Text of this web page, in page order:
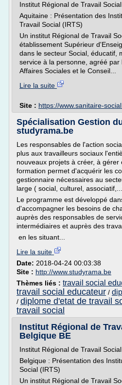
Institut Régional de Travail
Aquitaine : Présentation des
Travail Social (IRTS)
Un institut Régional de Travail
établissement Supérieur
dans le secteur Social, éducatif,
service à la personne, agréé
Affaires Sociales et le Conseil...
Lire la suite
Site : https://www.sanitaire-
Spécialisation Gestion
studyrama.be
Les responsables de l'action
plus aux travailleurs sociaux
nouveaux projets à créer, à gérer
formation permet d'acquérir les
gestionnaire nécessaires au
large ( social, culturel,
Le programme est développé
d'accompagner les besoins de
auprès des responsables de
intermédiaires et auprès des
en les situant...
Lire la suite
Date: 2018-04-24 00:03:38
Site : http://www.studyrama.be
Thèmes liés : travail social
travail social educateur /
/ diplome d'etat de travail
travail social
Institut Régional de
Belgique BE
Institut Régional de Travail
Belgique : Présentation des
Social (IRTS)
Un institut Régional de Travail